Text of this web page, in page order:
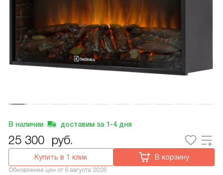
В наличии доставим за 1-4 дня
25 300 руб.
Купить в 1 клик В корзину
Обновление цен от 6 августа 2026